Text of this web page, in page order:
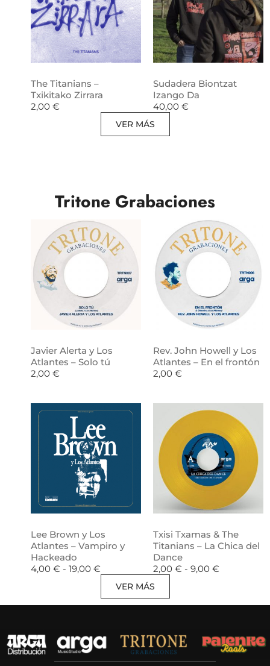
The Titanians –
Txikitako Zirrara
2,00 €
Sudadera Biontzat
Izango Da
40,00 €
VER MÁS
Tritone Grabaciones
Javier Alerta y Los
Atlantes – Solo tú
2,00 €
Rev. John Howell y Los
Atlantes – En el frontón
2,00 €
Lee Brown y Los
Atlantes – Vampiro y
Hackeado
4,00 € - 19,00 €
Txisi Txamas & The
Titanians – La Chica del
Dance
2,00 € - 9,00 €
VER MÁS